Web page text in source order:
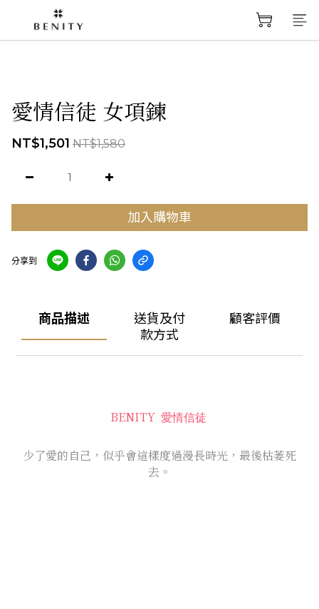
愛情信徒 女項鍊
NT$1,501 NT$1,580
加入購物車
分享到
商品描述
送貨及付
款方式
顧客評價
BENITY 愛情信徒
少了愛的自己，似乎會這樣度過漫長時光，最後枯萎死
去。